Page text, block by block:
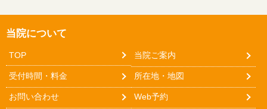
当院について
TOP 当院ご案内
受付時間・料金 所在地・地図
お問い合わせ Web予約